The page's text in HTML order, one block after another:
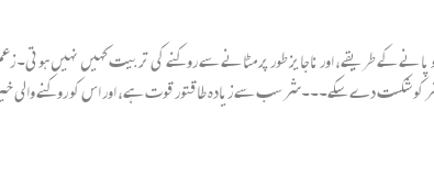
کے طریقے، اور ناجایز طور پر مٹانے سے روکنے کی تربیت کہیں نہیں ہوتی۔
شکست دے سکے۔۔۔شر سب سے زیادہ طاقتور قوت ہے، اور اس کو روکنے والی خیر